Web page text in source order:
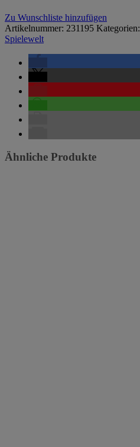
Zu Wunschliste hinzufügen
Artikelnummer: 231195 Kategorien:
Spielewelt
Ähnliche Produkte